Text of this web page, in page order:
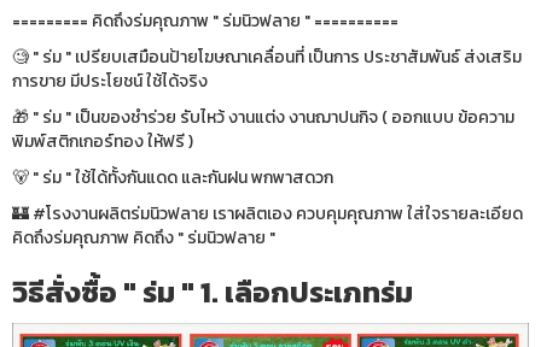
========= คิดถึงร่มคุณภาพ " ร่มนิวฟลาย " ==========
🧐 " ร่ม " เปรียบเสมือนป้ายโฆษณาเคลื่อนที่ เป็นการ ประชาสัมพันธ์ ส่งเสริม
การขาย มีประโยชน์ ใช้ได้จริง
🎁 " ร่ม " เป็นของชำร่วย รับไหว้ งานแต่ง งานฌาปนกิจ ( ออกแบบ ข้อความ
พิมพ์สติกเกอร์ทอง ให้ฟรี )
🐻 " ร่ม " ใช้ได้ทั้งกันแดด และกันฝน พกพาสดวก
🏰 #โรงงานผลิตร่มนิวฟลาย เราผลิตเอง ควบคุมคุณภาพ ใส่ใจรายละเอียด
คิดถึงร่มคุณภาพ คิดถึง " ร่มนิวฟลาย "
วิธีสั่งซื้อ " ร่ม " 1. เลือกประเภทร่ม